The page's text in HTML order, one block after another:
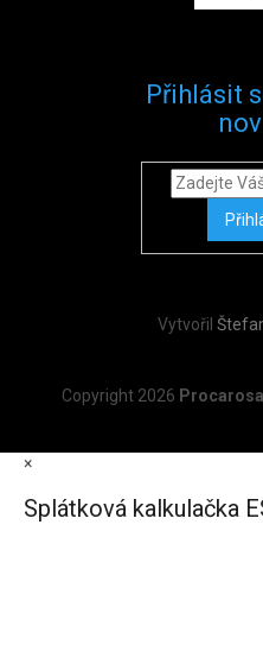
Přihlásit
Vytvořil
Copyright 2026 Procarosa
×
Splátková kalkulačka